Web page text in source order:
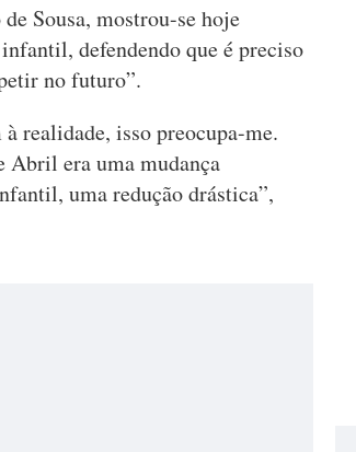
Sousa, mostrou-se hoje
defendendo que é preciso
no futuro”.
realidade, isso preocupa-me.
Abril era uma mudança
uma redução drástica”,